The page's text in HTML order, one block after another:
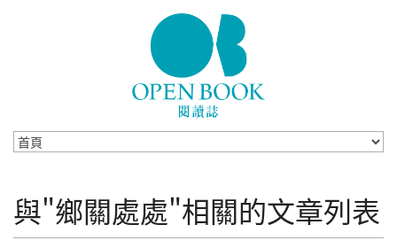
與"鄉關處處"相關的文章列表